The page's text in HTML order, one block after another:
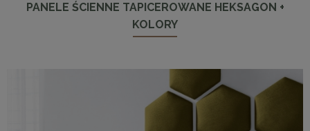
PANELE ŚCIENNE TAPICEROWANE HEKSAGON +
KOLORY